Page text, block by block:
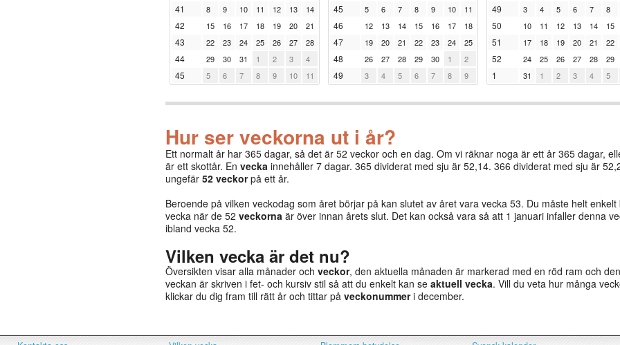
41 8 9 10 11 12 13 14
42 15 16 17 18 19 20 21
43 22 23 24 25 26 27 28
44 29 30 31 1 2 3 4
45 5 6 7 8 9 10 11
45 5 6 7 8 9 10 11
46 12 13 14 15 16 17 18
47 19 20 21 22 23 24 25
48 26 27 28 29 30 1 2
49 3 4 5 6 7 8 9
49 3 4 5 6 7 8
50 10 11 12 13 14 15
51 17 18 19 20 21 22
52 24 25 26 27 28 29
1 31 1 2 3 4 5
Hur ser veckorna ut i år?
Ett normalt år har 365 dagar, så det är 52 veckor och en dag. Om vi räknar noga är ett år 365 dagar,
är ett skottår. En vecka innehåller 7 dagar. 365 dividerat med sju är 52,14. 366 dividerat med sju är
ungefär 52 veckorpå ett år.
Beroende på vilken veckodag som året börjar på kan slutet av året vara vecka 53. Du måste helt
vecka när de 52 veckorna är över innan årets slut. Det kan också vara så att 1 januari infaller denna
ibland vecka 52.
Vilken vecka är det nu?
Översikten visar alla månader och veckor, den aktuella månaden är markerad med en röd ram och
veckan är skriven i fet- och kursiv stil så att du enkelt kan se aktuell vecka. Vill du veta hur många
klickar du dig fram till rätt år och tittar på veckonummeri december.